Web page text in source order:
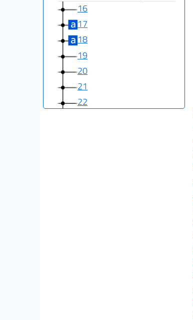
16
17
18
19
20
21
22